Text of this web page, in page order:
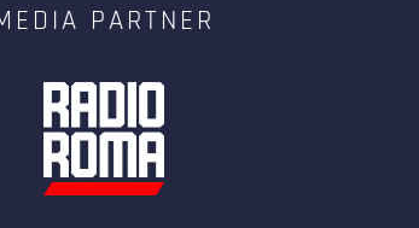
PARTNER